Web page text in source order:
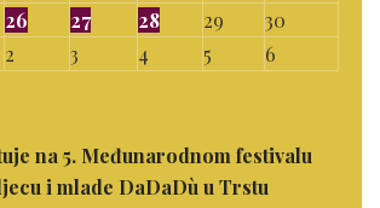
26 27 28 29
30
2 3 4 5 6
na 5. Međunarodnom festivalu
i mlade DaDaDù u Trstu